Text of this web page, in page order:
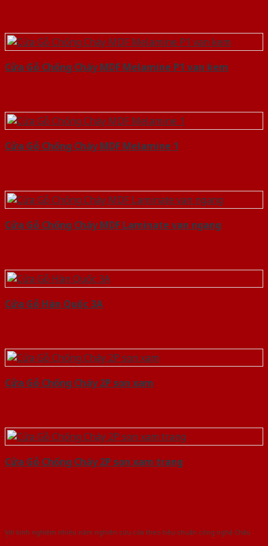
Cửa Gỗ Chống Cháy MDF Melamine P1 van kem
Cửa Gỗ Chống Cháy MDF Melamine 1
Cửa Gỗ Chống Cháy MDF Laminate van ngang
Cửa Gỗ Hàn Quốc 3A
Cửa Gỗ Chống Cháy 2P son xam
Cửa Gỗ Chống Cháy 2P son xam trang
Với kinh nghiệm nhiêu năm nghiên cứu cửa theo tiêu chuẩn công nghệ Châu